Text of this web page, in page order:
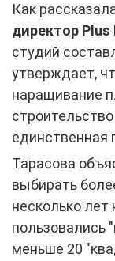
Как
директор Plus
студий
утверждает,
наращивание
единственная
Тарасова
выбирать
несколько
меньше 20